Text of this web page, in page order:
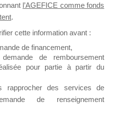
répondre à l’Appel à
Dirigeant.
dédié au support
de laisser un message
l’AGEFICE comme fonds
.
cette information avant :
de financement,
de remboursement
pour partie à partir du
rapprocher des services de
de renseignement